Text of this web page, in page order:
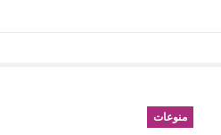
منوعات